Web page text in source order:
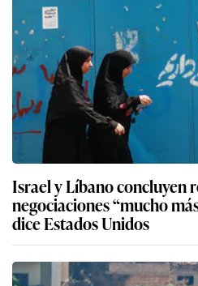
Israel y Líbano concluyen
negociaciones “mucho
dice Estados Unidos